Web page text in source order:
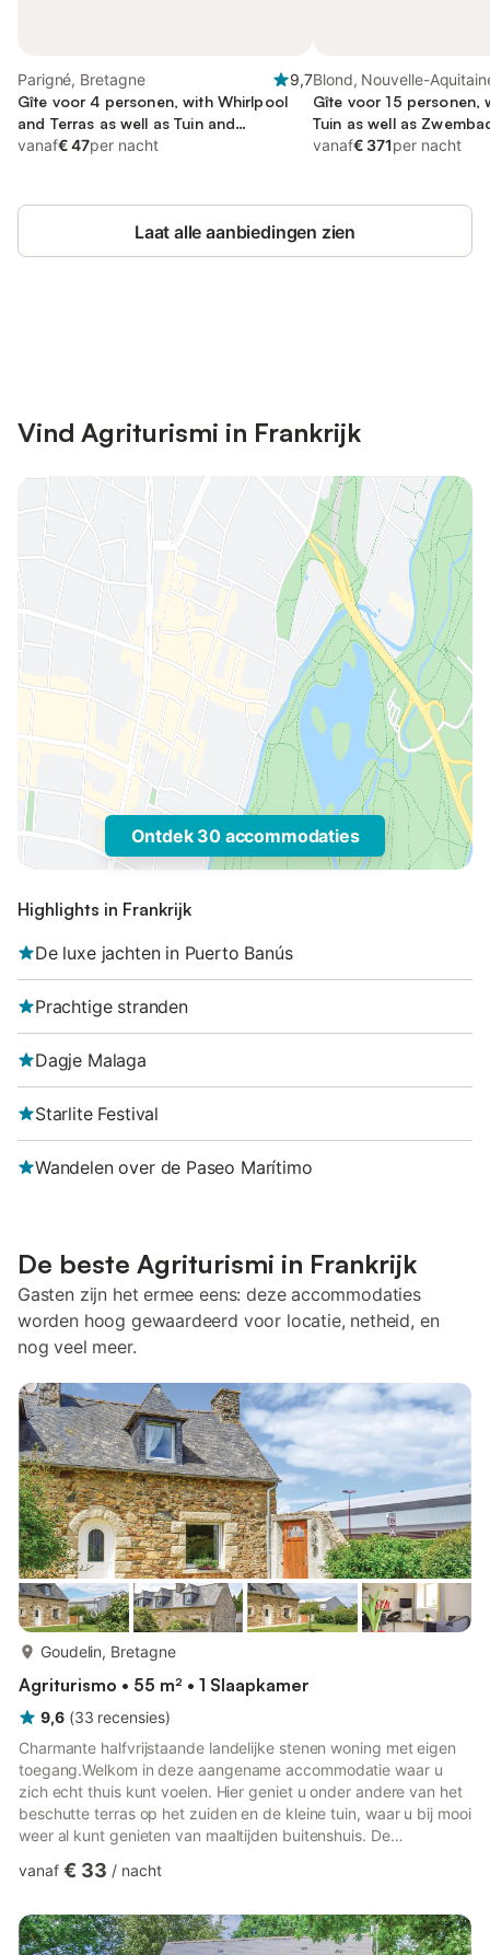
Parigné, Bretagne
9,7
Gîte voor 4 personen, with Whirlpool
and Terras as well as Tuin and
Zwembad
vanaf€ 47per nacht
Blond, Nouvelle-
Gîte voor 15 personen,
Tuin as well as
vanaf€ 371per nacht
Laat alle aanbiedingen zien
Vind Agriturismi in Frankrijk
Ontdek 30 accommodaties
Highlights in Frankrijk
De luxe jachten in Puerto Banús
Prachtige stranden
Dagje Malaga
Starlite Festival
Wandelen over de Paseo Marítimo
De beste Agriturismi in Frankrijk
Gasten zijn het ermee eens: deze accommodaties
worden hoog gewaardeerd voor locatie, netheid, en
nog veel meer.
Goudelin, Bretagne
Agriturismo • 55 m² • 1 Slaapkamer
9,6 (33 recensies)
Charmante halfvrijstaande landelijke stenen woning met eigen
toegang.Welkom in deze aangename accommodatie waar u
zich echt thuis kunt voelen. Hier geniet u onder andere van het
beschutte terras op het zuiden en de kleine tuin, waar u bij mooi
weer al kunt genieten van maaltijden buitenshuis. De
betoveren door de vele rotsachtige baaien en stranden, zoals
maak uitstapjes naar Saint-Quay Portrieux, Tréguier, Guingamp
of Paimpol. U hebt volop excursiemogelijkheden rondom, zowel
vanaf € 33 / nacht